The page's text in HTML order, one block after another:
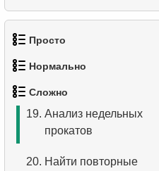
Просто
2. Список языков
Имена актёров
Нормально
подзапроса
JOIN
Сложно
17.Улучшить анализ
18.Найти всех актёров по
19. Анализ недельных
прокатов
20. Найти повторные